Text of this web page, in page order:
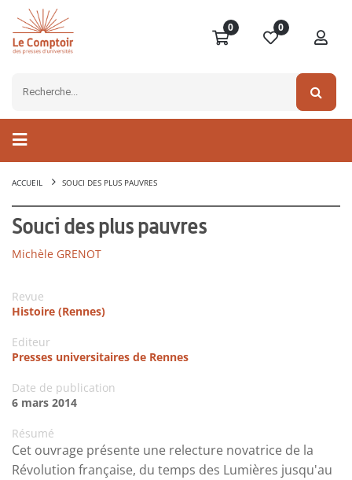
0 0
ACCUEIL SOUCI DES PLUS PAUVRES
Souci des plus pauvres
Michèle GRENOT
Revue
Histoire (Rennes)
Editeur
Presses universitaires de Rennes
Date de publication
6 mars 2014
Résumé
Cet ouvrage présente une relecture novatrice de la
Révolution française, du temps des Lumières jusqu'au